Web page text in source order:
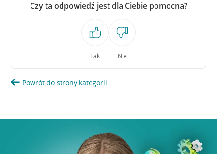
Czy ta odpowiedź jest dla Ciebie pomocna?
Tak Nie
Powrót do strony kategorii